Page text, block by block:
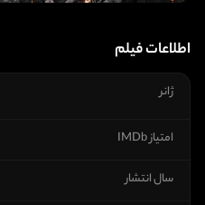
اطلاعات فیلم
ژانر
امتیاز IMDb
سال انتشار